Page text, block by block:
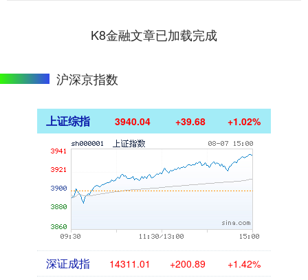
K8金融文章已加载完成
沪深京指数
上证综指 3940.04 +39.68 +1.02%
深证成指 14311.01 +200.89 +1.42%